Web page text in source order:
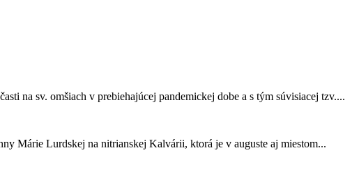
na sv. omšiach v prebiehajúcej pandemickej dobe a s tým súvisiacej tzv....
Márie Lurdskej na nitrianskej Kalvárii, ktorá je v auguste aj miestom...